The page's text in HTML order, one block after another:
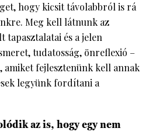
hogy kicsit távolabbról is rá
Meg kell látnunk az
tapasztalatai és a jelen
tudatosság, önreflexió –
amiket fejlesztenünk kell annak
legyünk fordítani a
az is, hogy egy nem